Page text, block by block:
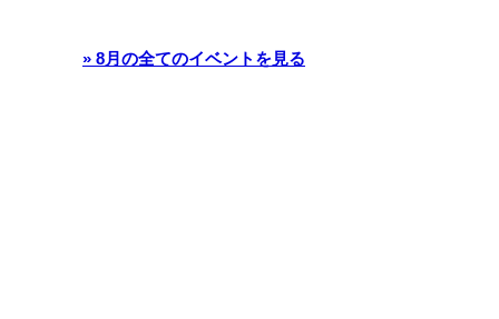
» 8月の全てのイベントを見る